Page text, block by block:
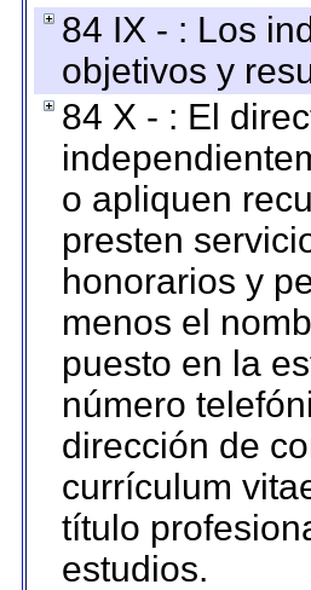
84 IX - : Los
objetivos y
84 X - : El
o apliquen
presten
honorarios y
menos el
puesto en la
número
dirección de
currículum
título
estudios.